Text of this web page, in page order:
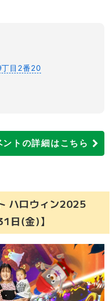
目2番20
トの詳細はこちら
ハロウィン2025
日(金)】